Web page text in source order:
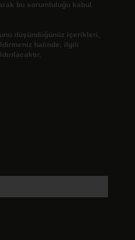
bu sorumluluğu kabul
düşündüğünüz içerikleri,
halinde, ilgili